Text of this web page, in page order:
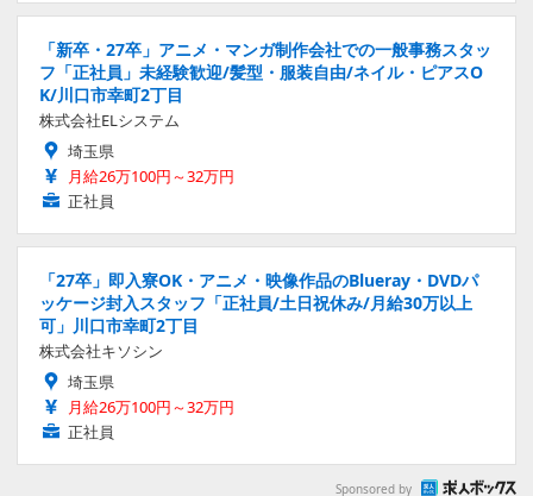
「新卒・27卒」アニメ・マンガ制作会社での一般事務スタッ
フ「正社員」未経験歓迎/髪型・服装自由/ネイル・ピアスO
K/川口市幸町2丁目
株式会社ELシステム
埼玉県
月給26万100円～32万円
正社員
「27卒」即入寮OK・アニメ・映像作品のBlueray・DVDパ
ッケージ封入スタッフ「正社員/土日祝休み/月給30万以上
可」川口市幸町2丁目
株式会社キソシン
埼玉県
月給26万100円～32万円
正社員
Sponsored by